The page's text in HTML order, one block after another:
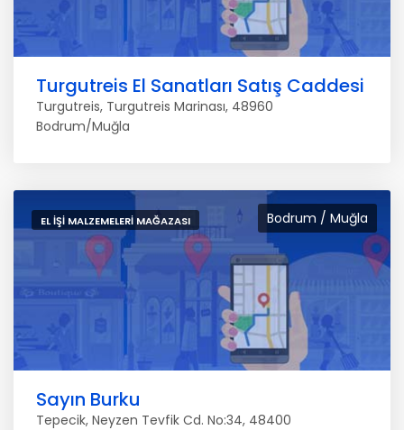
Turgutreis El Sanatları Satış Caddesi
Turgutreis, Turgutreis Marinası, 48960
Bodrum/Muğla
Bodrum / Muğla
EL IŞI MALZEMELERI MAĞAZASI
Sayın Burku
Tepecik, Neyzen Tevfik Cd. No:34, 48400